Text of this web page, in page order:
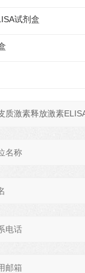
试剂盒